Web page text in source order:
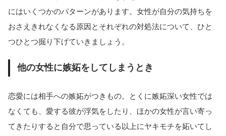
にはいくつかのパターンがあります。女性が自分の気持ちを
おさえきれなくなる原因とそれぞれの対処法について、ひと
つひとつ掘り下げていきましょう。
他の女性に嫉妬をしてしまうとき
恋愛には相手への嫉妬がつきもの。とくに嫉妬深い女性では
なくても、愛する彼が浮気をしたり、ほかの女性が言い寄っ
てきたりすると自分で思っている以上にヤキモチを妬いてし